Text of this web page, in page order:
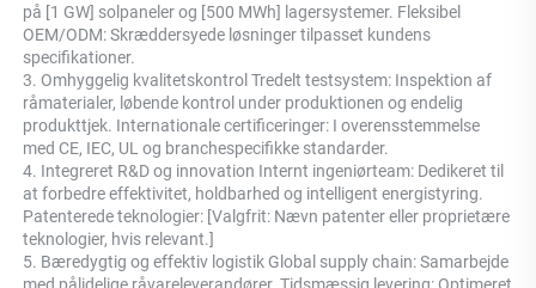
på [1 GW] solpaneler og [500 MWh] lagersystemer. Fleksibel
OEM/ODM: Skræddersyede løsninger tilpasset kundens
specifikationer.
3. Omhyggelig kvalitetskontrol Tredelt testsystem: Inspektion af
råmaterialer, løbende kontrol under produktionen og endelig
produkttjek. Internationale certificeringer: I overensstemmelse
med CE, IEC, UL og branchespecifikke standarder.
4. Integreret R&D og innovation Internt ingeniørteam: Dedikeret til
at forbedre effektivitet, holdbarhed og intelligent energistyring.
Patenterede teknologier: [Valgfrit: Nævn patenter eller proprietære
teknologier, hvis relevant.]
5. Bæredygtig og effektiv logistik Global supply chain: Samarbejde
med pålidelige råvareleverandører. Tidsmæssig levering: Optimeret